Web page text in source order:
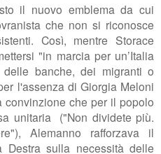
il nuovo emblema da cui
che non si riconosce
Così, mentre Storace
"in marcia per un’Italia
banche, dei migranti o
l'assenza di Giorgia Meloni
che per il popolo
unitaria ("Non dividete più.
Alemanno rafforzava il
Destra sulla necessità delle